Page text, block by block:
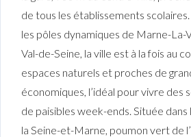
de tous les établissements
les pôles dynamiques de Marne-La-
Val-de-Seine, la ville est à la fois au
espaces naturels et proches de
économiques, l’idéal pour vivre des
de paisibles week-ends. Située
la Seine-et-Marne, poumon vert de